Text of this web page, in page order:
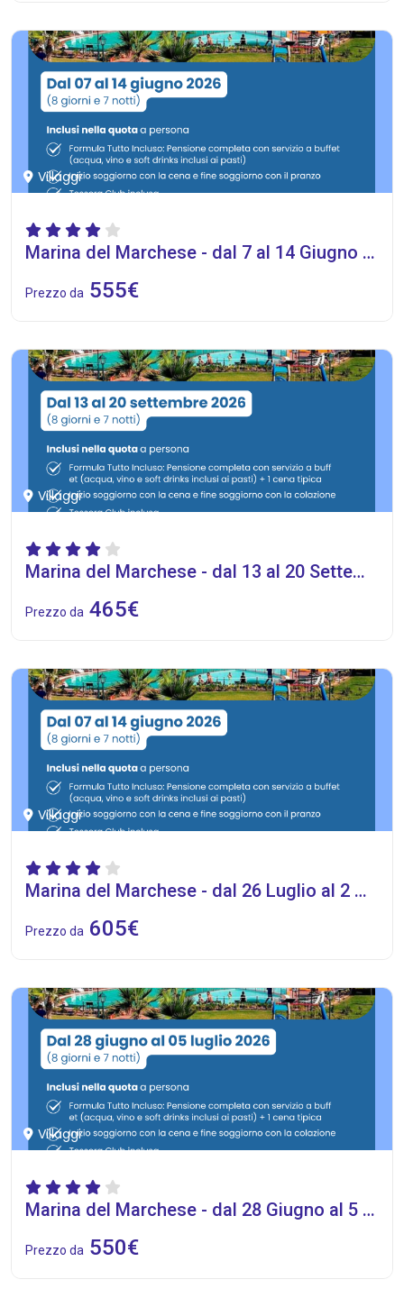
Villaggi
Marina del Marchese - dal 7 al 14 Giugno 2026
Prezzo da 555€
Villaggi
Marina del Marchese - dal 13 al 20 Settembre 2026
Prezzo da 465€
Villaggi
Marina del Marchese - dal 26 Luglio al 2 Agosto 2026
Prezzo da 605€
Villaggi
Marina del Marchese - dal 28 Giugno al 5 Luglio 2026
Prezzo da 550€